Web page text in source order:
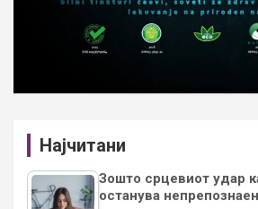
Најчитани
Зошто срцевиот удар
останува